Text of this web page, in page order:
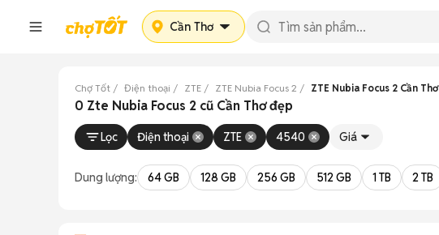
Cần Thơ
Chợ Tốt Điện thoại ZTE ZTE Nubia Focus 2 ZTE Nubia Focus 2 Cần Thơ
0 Zte Nubia Focus 2 cũ Cần Thơ đẹp
Lọc Điện thoại ZTE 4540 Giá
Dung lượng: 64 GB 128 GB 256 GB 512 GB 1 TB 2 TB